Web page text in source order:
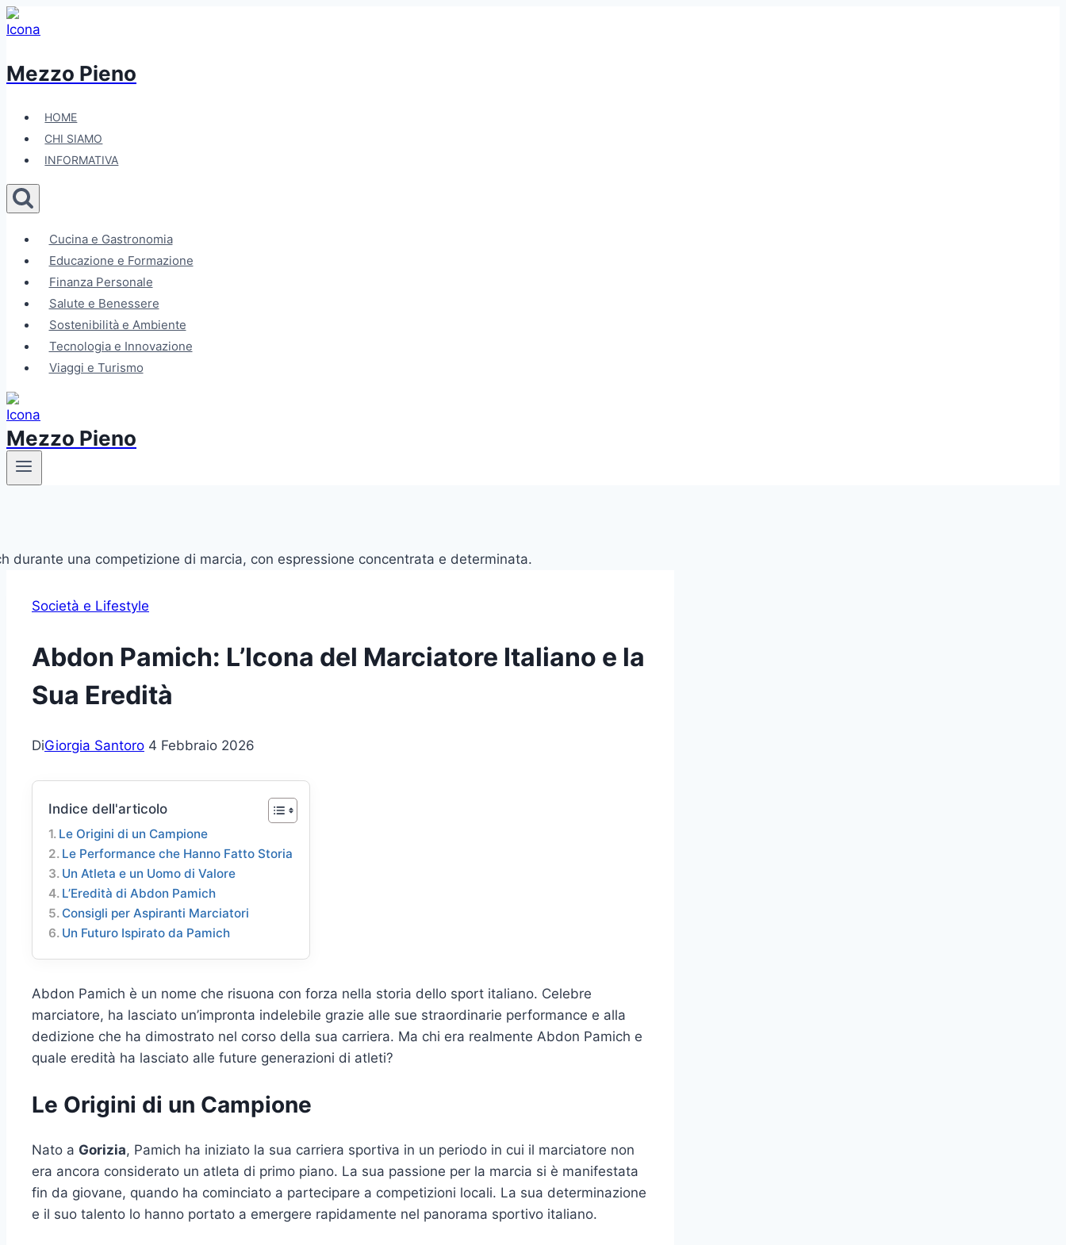
Salta
al
Mezzo Pieno
HOME
CHI SIAMO
INFORMATIVA
Cucina e Gastronomia
Educazione e Formazione
Finanza Personale
Salute e Benessere
Sostenibilità e Ambiente
Tecnologia e Innovazione
Viaggi e Turismo
Mezzo Pieno
Società e Lifestyle
Abdon Pamich: L’Icona del Marciatore Italiano e la
Sua Eredità
DiGiorgia Santoro 4 Febbraio 2026
Indice dell'articolo
Le Origini di un Campione
Le Performance che Hanno Fatto Storia
Un Atleta e un Uomo di Valore
L’Eredità di Abdon Pamich
Consigli per Aspiranti Marciatori
Un Futuro Ispirato da Pamich
Abdon Pamich è un nome che risuona con forza nella storia dello sport italiano. Celebre
marciatore, ha lasciato un’impronta indelebile grazie alle sue straordinarie performance e alla
dedizione che ha dimostrato nel corso della sua carriera. Ma chi era realmente Abdon Pamich e
quale eredità ha lasciato alle future generazioni di atleti?
Le Origini di un Campione
Nato a Gorizia, Pamich ha iniziato la sua carriera sportiva in un periodo in cui il marciatore non
era ancora considerato un atleta di primo piano. La sua passione per la marcia si è manifestata
fin da giovane, quando ha cominciato a partecipare a competizioni locali. La sua determinazione
e il suo talento lo hanno portato a emergere rapidamente nel panorama sportivo italiano.